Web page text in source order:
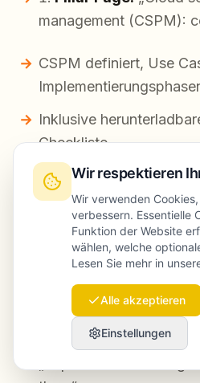
management (CSPM):
CSPM definiert, Use
Inklusive
Checkliste
12 Cluster Pages
veröffentlicht, darunter:
„CSPM vs CNAPP vs
„CSPM
„Top CSPM
Wir respektieren
Wir verwenden
verbessern. Essentielle
Funktion der Website
wählen, welche
Lesen Sie mehr in
Alle akzeptieren
Einstellungen